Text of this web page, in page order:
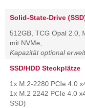
Solid-State-Drive
512GB, TCG Opal 2.0,
mit NVMe,
Kapazität optional
SSD/HDD Steckplätze
1x M.2-2280 PCIe 4.0
1x M.2 2242 PCIe 4.0
SSD)